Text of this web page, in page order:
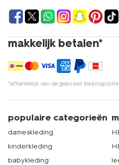
makkelijk betalen*
*afhankelijk van de gekozen
populaire categorieën
dameskleding
kinderkleding
babykleding